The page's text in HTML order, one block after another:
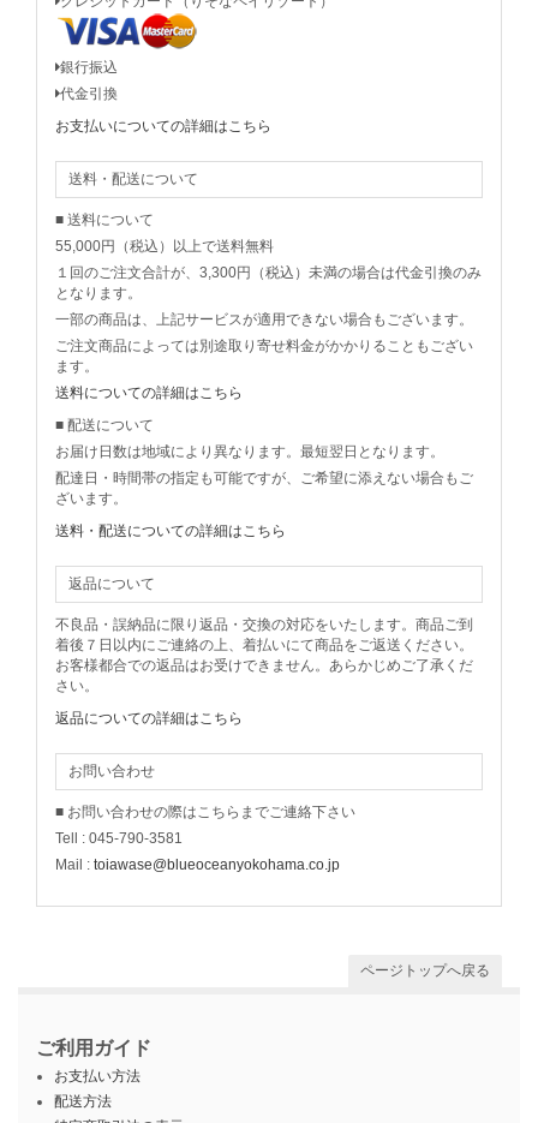
銀行振込
代金引換
お支払いについての詳細はこちら
送料・配送について
■ 送料について
55,000円（税込）以上で送料無料
１回のご注文合計が、3,300円（税込）未満の場合は代金引換のみ
となります。
一部の商品は、上記サービスが適用できない場合もございます。
ご注文商品によっては別途取り寄せ料金がかかりることもござい
ます。
送料についての詳細はこちら
■ 配送について
お届け日数は地域により異なります。最短翌日となります。
配達日・時間帯の指定も可能ですが、ご希望に添えない場合もご
ざいます。
送料・配送についての詳細はこちら
返品について
不良品・誤納品に限り返品・交換の対応をいたします。商品ご到
着後７日以内にご連絡の上、着払いにて商品をご返送ください。
お客様都合での返品はお受けできません。あらかじめご了承くだ
さい。
返品についての詳細はこちら
お問い合わせ
■ お問い合わせの際はこちらまでご連絡下さい
Tell : 045-790-3581
Mail : toiawase@blueoceanyokohama.co.jp
ページトップへ戻る
ご利用ガイド
お支払い方法
配送方法